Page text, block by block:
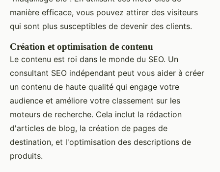
manière efficace, vous pouvez attirer des visiteurs
qui sont plus susceptibles de devenir des clients.
Création et optimisation de contenu
Le contenu est roi dans le monde du SEO. Un
consultant SEO indépendant peut vous aider à créer
un contenu de haute qualité qui engage votre
audience et améliore votre classement sur les
moteurs de recherche. Cela inclut la rédaction
d'articles de blog, la création de pages de
destination, et l'optimisation des descriptions de
produits.